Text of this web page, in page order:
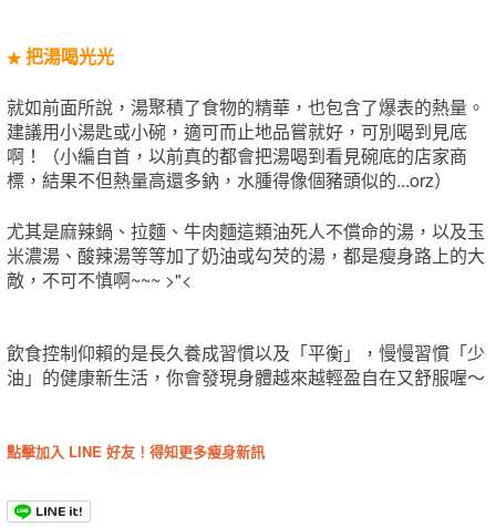
★ 把湯喝光光
就如前面所說，湯聚積了食物的精華，也包含了爆表的熱量。
建議用小湯匙或小碗，適可而止地品嘗就好，可別喝到見底
啊！（小編自首，以前真的都會把湯喝到看見碗底的店家商
標，結果不但熱量高還多鈉，水腫得像個豬頭似的...orz）
尤其是麻辣鍋、拉麵、牛肉麵這類油死人不償命的湯，以及玉
米濃湯、酸辣湯等等加了奶油或勾芡的湯，都是瘦身路上的大
敵，不可不慎啊~~~ >"<
飲食控制仰賴的是長久養成習慣以及「平衡」，慢慢習慣「少
油」的健康新生活，你會發現身體越來越輕盈自在又舒服喔～
點擊加入 LINE 好友！得知更多瘦身新訊